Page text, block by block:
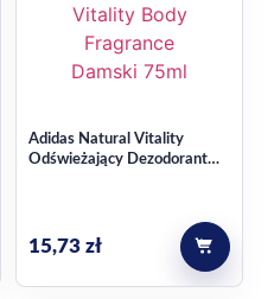
Adidas Natural Vitality
Odświeżający Dezodorant
15,73 zł